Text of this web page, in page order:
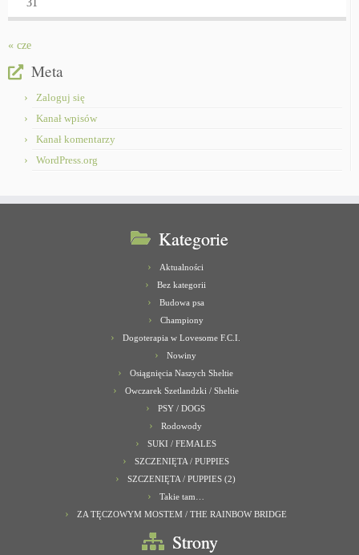
31
« cze
Meta
Zaloguj się
Kanał wpisów
Kanał komentarzy
WordPress.org
Kategorie
Aktualności
Bez kategorii
Budowa psa
Championy
Dogoterapia w Lovesome F.C.I.
Nowiny
Osiągnięcia Naszych Sheltie
Owczarek Szetlandzki / Sheltie
PSY / DOGS
Rodowody
SUKI / FEMALES
SZCZENIĘTA / PUPPIES
SZCZENIĘTA / PUPPIES (2)
Takie tam…
ZA TĘCZOWYM MOSTEM / THE RAINBOW BRIDGE
Strony